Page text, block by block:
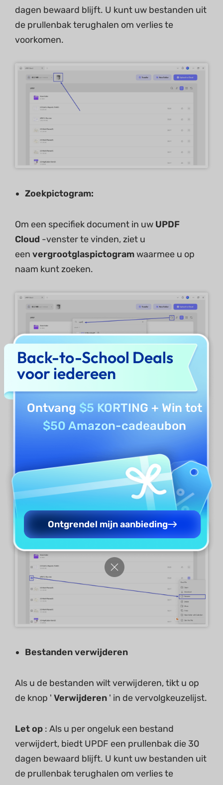
dagen bewaard blijft. U kunt uw bestanden uit
de prullenbak terughalen om verlies te
voorkomen.
Zoekpictogram:
Om een ​​specifiek document in uw UPDF
Cloud -venster te vinden, ziet u
een vergrootglaspictogramwaarmee u op
naam kunt zoeken.
Bestanden hernoemen
Als u een specifiek bestand wilt hernoemen,
selecteert u het pictogrammet de drie
naast het bestand en selecteert u
'Hernoemen ' in het vervolgkeuzemenu.
Bestanden verwijderen
Als u de bestanden wilt verwijderen, tikt u op
de knop ' Verwijderen ' in de vervolgkeuzelijst.
Let op : Als u per ongeluk een bestand
verwijdert, biedt UPDF een prullenbak die 30
dagen bewaard blijft. U kunt uw bestanden uit
de prullenbak terughalen om verlies te
Back-to-School Deals
voor iedereen
Ontvang $5 KORTING + Win tot
$50 Amazon-cadeaubon
Ontgrendel mijn aanbieding